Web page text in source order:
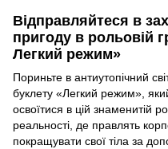
Відправляйтеся в
пригоду в рольовій
Легкий режим»
Пориньте в антиутопічний
буклету «Легкий режим»,
освоїтися в цій знаменитій
реальності, де правлять
покращувати свої тіла за